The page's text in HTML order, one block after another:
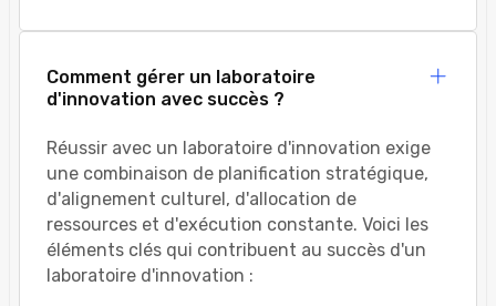
Comment gérer un laboratoire
d'innovation avec succès ?
Réussir avec un laboratoire d'innovation exige
une combinaison de planification stratégique,
d'alignement culturel, d'allocation de
ressources et d'exécution constante. Voici les
éléments clés qui contribuent au succès d'un
laboratoire d'innovation :